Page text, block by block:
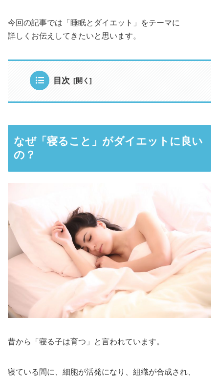
今回の記事では「睡眠とダイエット」をテーマに
詳しくお伝えしてきたいと思います。
目次
なぜ「寝ること」がダイエットに良い
の？
昔から「寝る子は育つ」と言われています。
寝ている間に、細胞が活発になり、組織が合成され、